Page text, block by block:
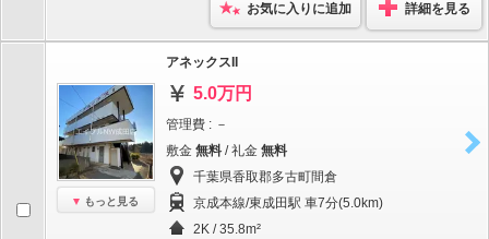
お気に入りに追加 詳細を見る
もっと見る
アネックスII
5.0万円
管理費 : －
敷金 無料 / 礼金 無料
千葉県香取郡多古町間倉
京成本線/東成田駅 車7分(5.0km)
2K / 35.8m²